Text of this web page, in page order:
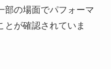
部の場面でパフォーマ
とが確認されていま